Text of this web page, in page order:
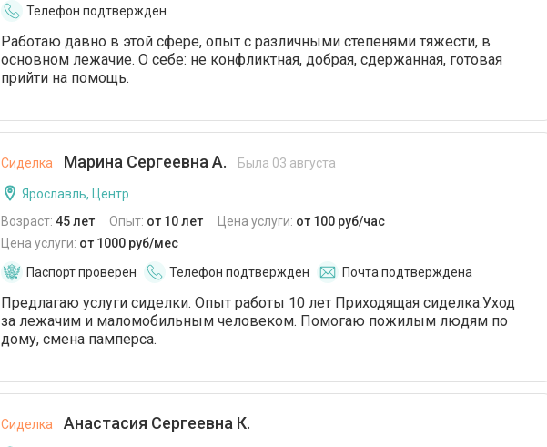
Телефон подтвержден
Работаю давно в этой сфере, опыт с различными степенями тяжести, в
основном лежачие. О себе: не конфликтная, добрая, сдержанная, готовая
прийти на помощь.
Сиделка Марина Сергеевна А. Была 03 августа
Ярославль, Центр
Возраст: 45 лет Опыт: от 10 лет Цена услуги: от 100 руб/час
Цена услуги: от 1000 руб/мес
Паспорт проверен
Телефон подтвержден Почта подтверждена
Предлагаю услуги сиделки. Опыт работы 10 лет Приходящая сиделка.Уход
за лежачим и маломобильным человеком. Помогаю пожилым людям по
дому, смена памперса.
Сиделка Анастасия Сергеевна К.